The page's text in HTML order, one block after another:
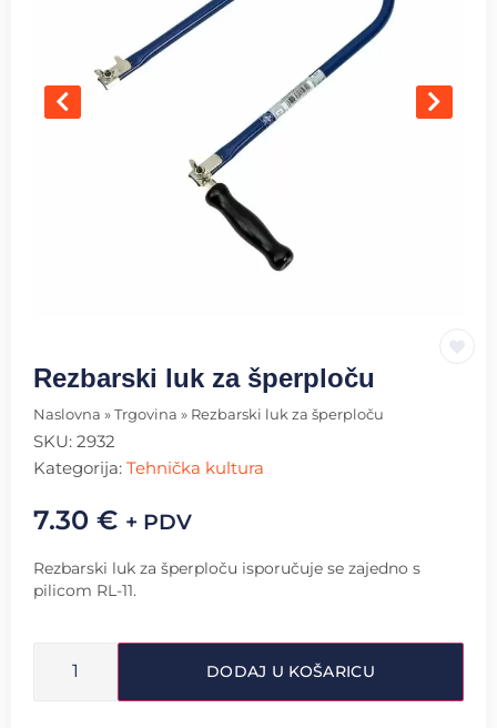
Rezbarski luk za šperploču
Naslovna » Trgovina » Rezbarski luk za šperploču
SKU: 2932
Kategorija: Tehnička kultura
7.30 € + PDV
Rezbarski luk za šperploču isporučuje se zajedno s
pilicom RL-11.
DODAJ U KOŠARICU